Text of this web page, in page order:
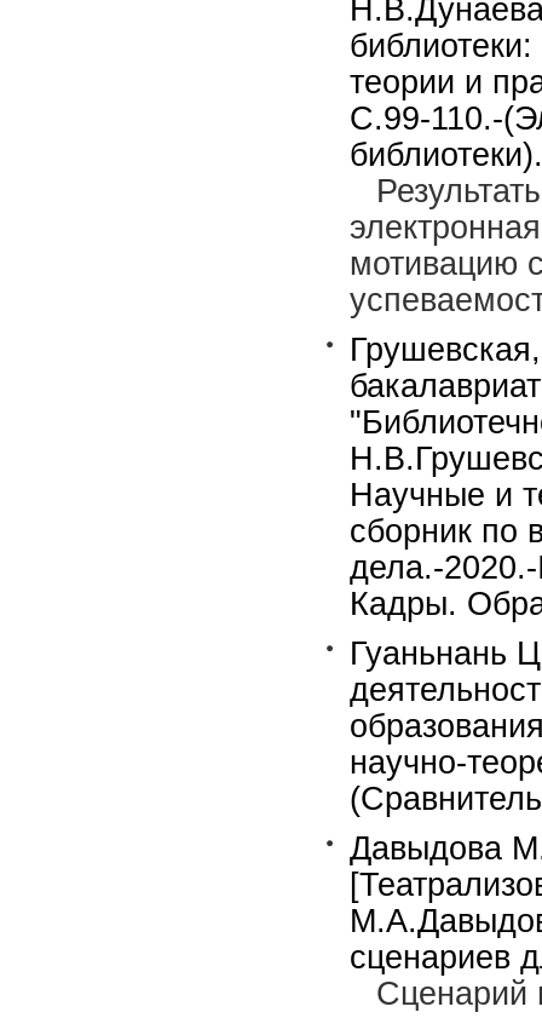
теории и
С.99-110.-
мотивацию
Научные и
сборник по
дела.-
Кадры.
Гуаньнань
научно-
Давыдова
сценариев
Сценарий